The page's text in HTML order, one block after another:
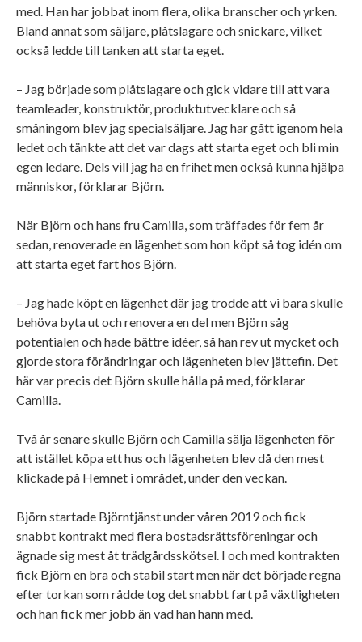
med. Han har jobbat inom flera, olika branscher och yrken.
Bland annat som säljare, plåtslagare och snickare, vilket
också ledde till tanken att starta eget.
– Jag började som plåtslagare och gick vidare till att vara
teamleader, konstruktör, produktutvecklare och så
småningom blev jag specialsäljare. Jag har gått igenom hela
ledet och tänkte att det var dags att starta eget och bli min
egen ledare. Dels vill jag ha en frihet men också kunna hjälpa
människor, förklarar Björn.
När Björn och hans fru Camilla, som träffades för fem år
sedan, renoverade en lägenhet som hon köpt så tog idén om
att starta eget fart hos Björn.
– Jag hade köpt en lägenhet där jag trodde att vi bara skulle
behöva byta ut och renovera en del men Björn såg
potentialen och hade bättre idéer, så han rev ut mycket och
gjorde stora förändringar och lägenheten blev jättefin. Det
här var precis det Björn skulle hålla på med, förklarar
Camilla.
Två år senare skulle Björn och Camilla sälja lägenheten för
att istället köpa ett hus och lägenheten blev då den mest
klickade på Hemnet i området, under den veckan.
Björn startade Björntjänst under våren 2019 och fick
snabbt kontrakt med flera bostadsrättsföreningar och
ägnade sig mest åt trädgårdsskötsel. I och med kontrakten
fick Björn en bra och stabil start men när det började regna
efter torkan som rådde tog det snabbt fart på växtligheten
och han fick mer jobb än vad han hann med.